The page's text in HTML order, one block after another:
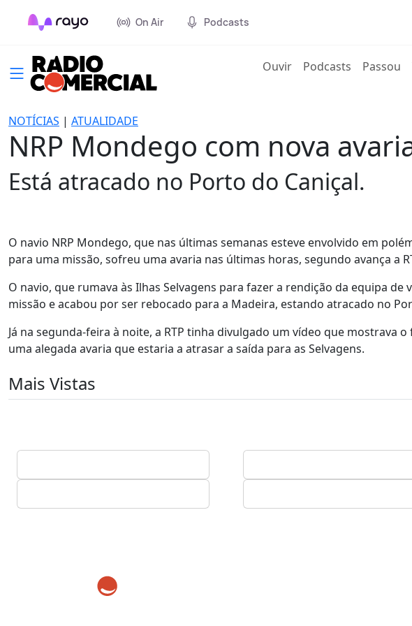
On Air Podcasts
Ouvir(current)
Podcasts Passou
NOTÍCIAS | ATUALIDADE
NRP Mondego com nova
Está atracado no Porto do Caniçal.
O navio NRP Mondego, que nas últimas semanas esteve envolvido em
para uma missão, sofreu uma avaria nas últimas horas, segundo avança a
O navio, que rumava às Ilhas Selvagens para fazer a rendição da equipa
missão e acabou por ser rebocado para a Madeira, estando atracado no
Já na segunda-feira à noite, a RTP tinha divulgado um vídeo que mostrava
uma alegada avaria que estaria a atrasar a saída para as Selvagens.
Mais Vistas